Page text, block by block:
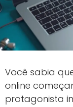
Você sabia
online
protagonista